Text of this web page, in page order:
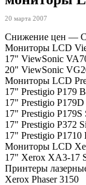
20 марта 2007
Снижение цен —
Мониторы LCD
17" ViewSonic
20" ViewSonic
Мониторы LCD
17" Prestigio P179
17" Prestigio
17" Prestigio P179S
17" Prestigio P372
17" Prestigio Р1710
Мониторы LCD
17" Xerox XA3-17
Принтеры
Xerox Phaser 3150